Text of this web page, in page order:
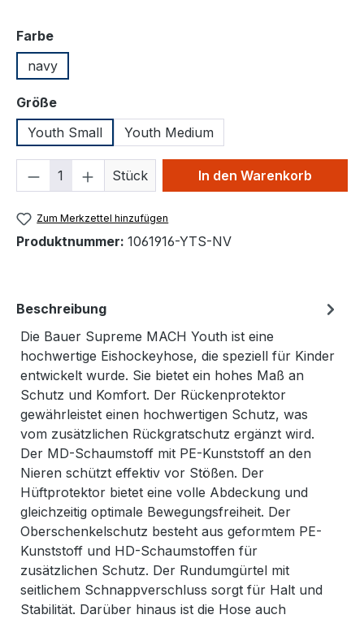
Farbeauswählen
navy
Größeauswählen
Youth Small
Youth Medium
Produkt Anzahl: Gib den
Stück In den Warenkorb
Zum Merkzettel hinzufügen
Produktnummer: 1061916-YTS-NV
Beschreibung
Die Bauer Supreme MACH Youth ist eine
hochwertige Eishockeyhose, die speziell für Kinder
entwickelt wurde. Sie bietet ein hohes Maß an
Schutz und Komfort. Der Rückenprotektor
gewährleistet einen hochwertigen Schutz, was
vom zusätzlichen Rückgratschutz ergänzt wird.
Der MD-Schaumstoff mit PE-Kunststoff an den
Nieren schützt effektiv vor Stößen. Der
Hüftprotektor bietet eine volle Abdeckung und
gleichzeitig optimale Bewegungsfreiheit. Der
Oberschenkelschutz besteht aus geformtem PE-
Kunststoff und HD-Schaumstoffen für
zusätzlichen Schutz. Der Rundumgürtel mit
seitlichem Schnappverschluss sorgt für Halt und
Stabilität. Darüber hinaus ist die Hose auch